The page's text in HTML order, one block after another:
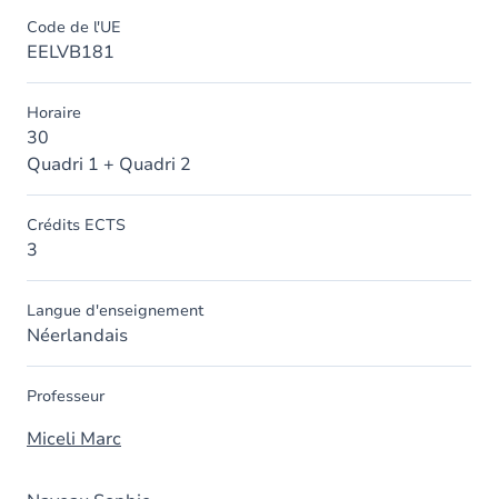
Code de l'UE
EELVB181
Horaire
30
Quadri 1 + Quadri 2
Crédits ECTS
3
Langue d'enseignement
Néerlandais
Professeur
Miceli Marc